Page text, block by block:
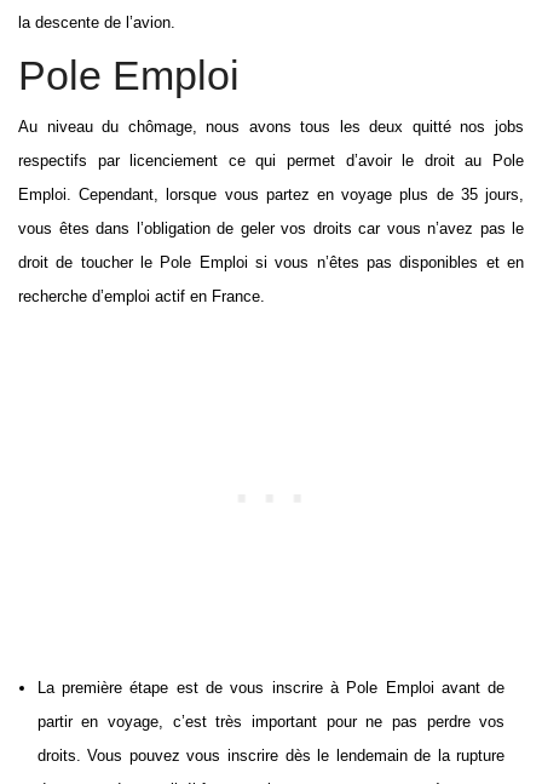
la descente de l’avion.
Pole Emploi
Au niveau du chômage, nous avons tous les deux quitté nos jobs
respectifs par licenciement ce qui permet d’avoir le droit au Pole
Emploi. Cependant, lorsque vous partez en voyage plus de 35 jours,
vous êtes dans l’obligation de geler vos droits car vous n’avez pas le
droit de toucher le Pole Emploi si vous n’êtes pas disponibles et en
recherche d’emploi actif en France.
La première étape est de vous inscrire à Pole Emploi avant de
partir en voyage, c’est très important pour ne pas perdre vos
droits. Vous pouvez vous inscrire dès le lendemain de la rupture